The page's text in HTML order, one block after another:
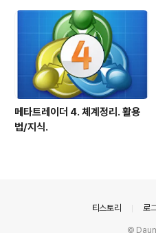
메타트레이더 4. 체계정리. 활용
법/지식.
티스토리 로
©